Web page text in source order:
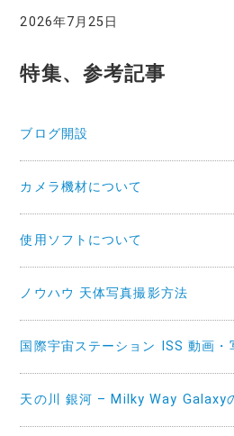
2026年7月25日
特集、参考記事
ブログ開設
カメラ機材について
使用ソフトについて
ノウハウ 天体写真撮影方法
国際宇宙ステーション ISS 動画・
天の川 銀河 – Milky Way Galaxy